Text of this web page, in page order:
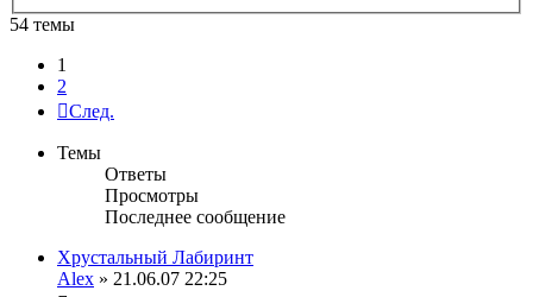
54 темы
1
2
След.
Темы
Ответы
Просмотры
Последнее сообщение
Хрустальный Лабиринт
Alex » 21.06.07 22:25